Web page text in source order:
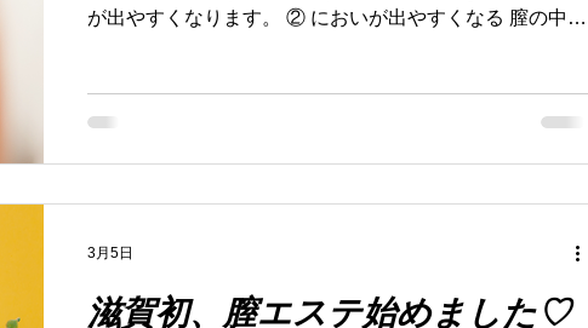
が出やすくなります。 ② においが出やすくなる 膣の中に
る・粘膜が傷つきやすくなる そのため 痛み 出血 違和感
が起きることがあります。 ④ 小さな傷ができやすい 膣の
ます。 ⑤ 膣の弾力が低下しやすい 潤いが不足すると ・
うでしょう💦 いくつ当てはまりましたか？ 体の渇きはど
滋賀初、膣エステ始めました♡
3月5日